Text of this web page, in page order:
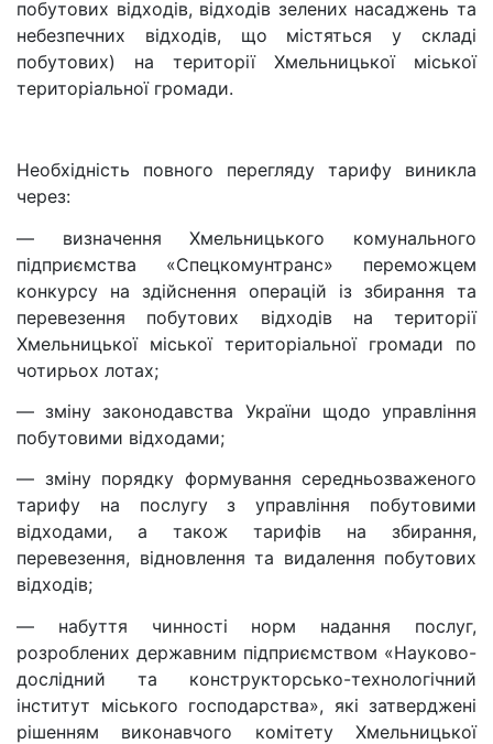
побутових відходів, відходів зелених насаджень та
небезпечних відходів, що містяться у складі
побутових) на території Хмельницької міської
територіальної громади.
Необхідність повного перегляду тарифу виникла
через:
— визначення Хмельницького комунального
підприємства «Спецкомунтранс» переможцем
конкурсу на здійснення операцій із збирання та
перевезення побутових відходів на території
Хмельницької міської територіальної громади по
чотирьох лотах;
— зміну законодавства України щодо управління
побутовими відходами;
— зміну порядку формування середньозваженого
тарифу на послугу з управління побутовими
відходами, а також тарифів на збирання,
перевезення, відновлення та видалення побутових
відходів;
— набуття чинності норм надання послуг,
розроблених державним підприємством «Науково-
дослідний та конструкторсько-технологічний
інститут міського господарства», які затверджені
рішенням виконавчого комітету Хмельницької